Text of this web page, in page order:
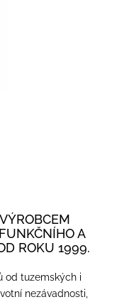
A
ROKU 1999.
od tuzemských i
nezávadnosti,